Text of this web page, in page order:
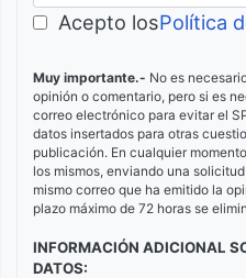
Acepto losPolítica
Muy importante.- No es
opinión o comentario, pero si es
correo electrónico para evitar el
datos insertados para otras
publicación. En cualquier
los mismos, enviando una
mismo correo que ha emitido la
plazo máximo de 72 horas se
INFORMACIÓN ADICIONAL
DATOS: